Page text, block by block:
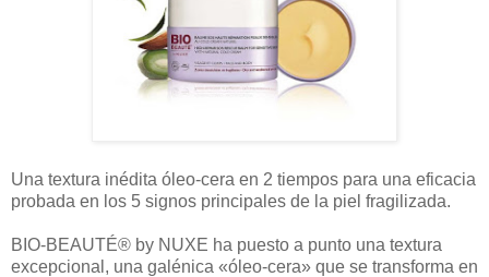
Una textura inédita óleo-cera en 2 tiempos para una eficacia
probada en los 5 signos principales de la piel fragilizada.
BIO-BEAUTÉ® by NUXE ha puesto a punto una textura
excepcional, una galénica «óleo-cera» que se transforma en